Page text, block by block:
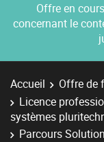
Offre en
concernant le
Accueil Offre de
Licence
systèmes
Parcours